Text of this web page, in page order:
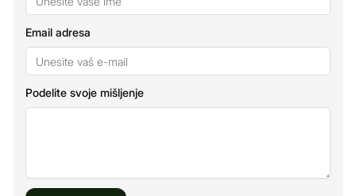
Email adresa
Podelite svoje mišljenje